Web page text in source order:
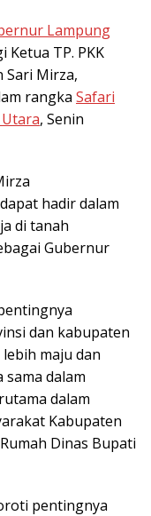
Lampung
Ketua TP. PKK
Sari Mirza,
rangka Safari
, Senin
hadir dalam
di tanah
Gubernur
dan kabupaten
maju dan
dalam
dalam
Kabupaten
Dinas Bupati
pentingnya